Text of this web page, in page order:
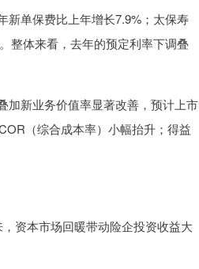
单保费比上年增长7.9%；太保寿
整体来看，去年的预定利率下调叠
新业务价值率显著改善，预计上市
（综合成本率）小幅抬升；得益
资本市场回暖带动险企投资收益大